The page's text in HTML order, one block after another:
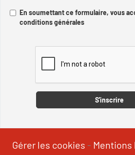
En soumettant ce formulaire, vous
conditions générales
S'inscrire
Gérer les cookies - Mentions